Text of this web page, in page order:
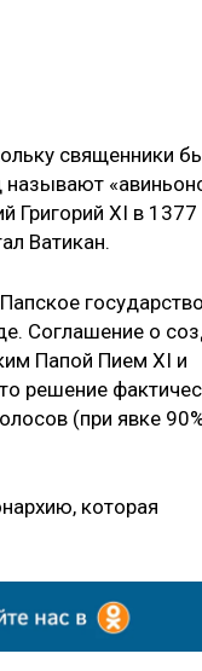
священники
называют
Григорий XI в 1377
Ватикан.
Соглашение о
Папой Пием XI и
решение
(при явке
которая